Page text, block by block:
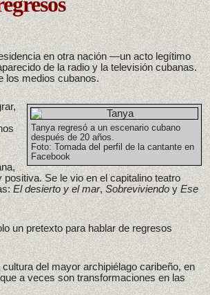
en otra nación —un acto legítimo
de la radio y la televisión cubanas.
los medios cubanos.
Tanya regresó a un escenario cubano
después de 20 años.
Foto: Tomada del perfil de la cantante en
Facebook
Se le vio en el capitalino teatro
El desierto y el mar,SobreviviendoyEse
un pretexto para hablar de regresos
del mayor archipiélago caribeño, en
a veces son transformaciones en las